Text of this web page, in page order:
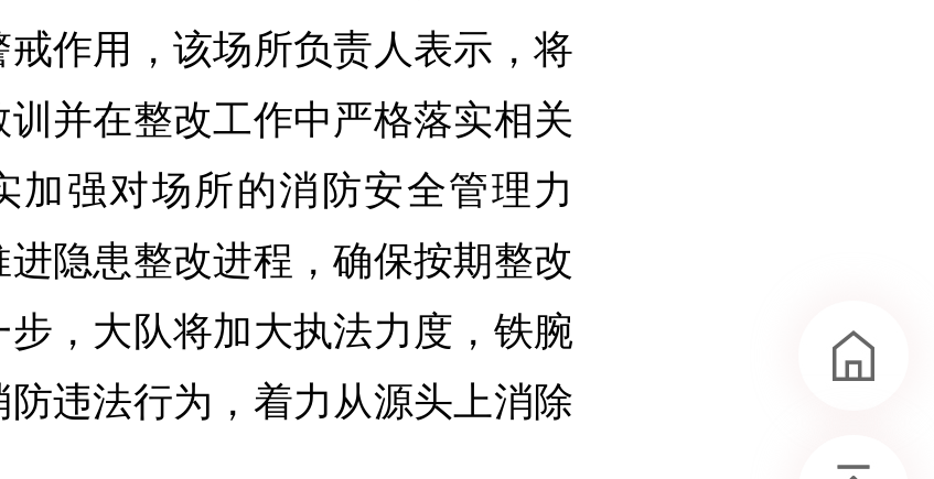
戒作用，该场所负责人表示，将
并在整改工作中严格落实相关
加强对场所的消防安全管理力
进隐患整改进程，确保按期整改
步，大队将加大执法力度，铁腕
防违法行为，着力从源头上消除